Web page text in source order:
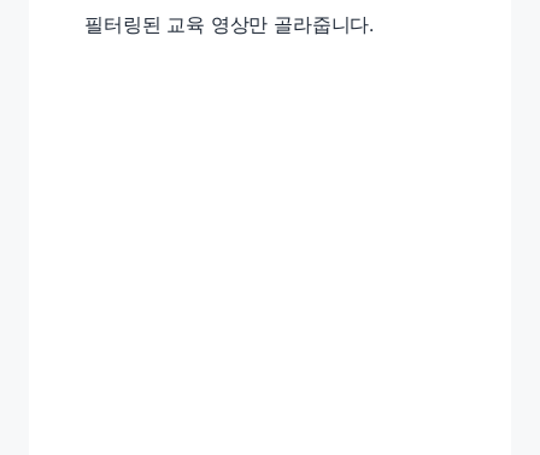
필터링된 교육 영상만 골라줍니다.